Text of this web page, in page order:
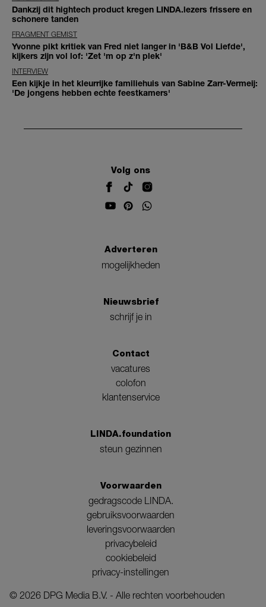
Dankzij dit hightech product kregen LINDA.lezers frissere en
schonere tanden
FRAGMENT GEMIST
Yvonne pikt kritiek van Fred niet langer in 'B&B Vol Liefde',
kijkers zijn vol lof: 'Zet 'm op z'n plek'
INTERVIEW
Een kijkje in het kleurrijke familiehuis van Sabine Zarr-Vermeij:
'De jongens hebben echte feestkamers'
Volg ons
Adverteren
mogelijkheden
Nieuwsbrief
schrijf je in
Contact
vacatures
colofon
klantenservice
LINDA.foundation
steun gezinnen
Voorwaarden
gedragscode LINDA.
gebruiksvoorwaarden
leveringsvoorwaarden
privacybeleid
cookiebeleid
privacy-instellingen
© 2026 DPG Media B.V. - Alle rechten voorbehouden